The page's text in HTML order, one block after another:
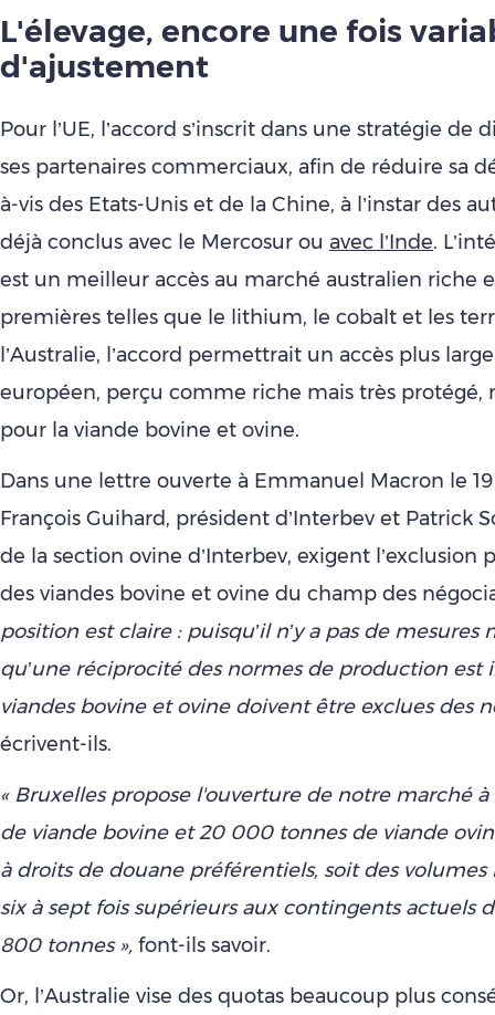
L'élevage, encore une fois
d'ajustement
Pour l’UE, l’accord s’inscrit dans une stratégie de
ses partenaires commerciaux, afin de réduire sa
à-vis des Etats-Unis et de la Chine, à l’instar des
déjà conclus avec le Mercosur ou avec l’Inde.
est un meilleur accès au marché australien riche
premières telles que le lithium, le cobalt et les
l’Australie, l’accord permettrait un accès plus
européen, perçu comme riche mais très protégé,
pour la viande bovine et ovine.
Dans une lettre ouverte à Emmanuel Macron le
François Guihard, président d’Interbev et Patrick
de la section ovine d’Interbev, exigent l’exclusion
des viandes bovine et ovine du champ des
position est claire : puisqu’il n’y a pas de mesures
qu’une réciprocité des normes de production est
viandes bovine et ovine doivent être exclues des
écrivent-ils.
« Bruxelles propose l'ouverture de notre marché
de viande bovine et 20 000 tonnes de viande
à droits de douane préférentiels, soit des
six à sept fois supérieurs aux contingents actuels
800 tonnes », font-ils savoir.
Or, l’Australie vise des quotas beaucoup plus